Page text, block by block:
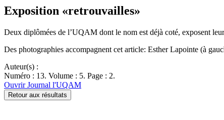
Exposition «retrouvailles»
Deux diplômées de l’UQAM dont le nom est déjà coté, exposent
Des photographies accompagnent cet article: Esther Lapointe (à
Auteur(s) :
Numéro : 13. Volume : 5. Page : 2.
Ouvrir Journal l'UQAM
Retour aux résultats